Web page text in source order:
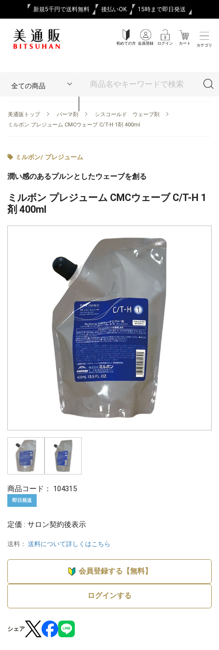
新規5千円で送料無料 後払いOK 15時まで即日発送
初めての方 会員登録 ログイン カート カテゴリ
美通販トップ パーマ剤
シスコールド ウェーブ剤
ミルボン プレジューム CMCウェーブ C/T-H 1剤 400ml
ミルボン/ プレジューム
潤い感のあるプルンとしたウェーブを創る
ミルボン プレジューム CMCウェーブ C/T-H 1
剤 400ml
商品コード： 104315
即日発送
定価 : サロン契約後表示
送料： 送料について詳しくはこちら
会員登録する【無料】
ログインする
シェア